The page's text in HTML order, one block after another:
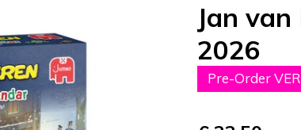
Jan
2026
Pre-Order